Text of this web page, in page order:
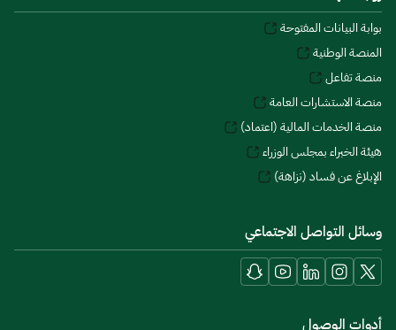
بوابة البيانات المفتوحة
المنصة الوطنية
منصة تفاعل
منصة الاستشارات العامة
منصة الخدمات المالية (اعتماد)
هيئة الخبراء بمجلس الوزراء
الإبلاغ عن فساد (نزاهة)
وسائل التواصل الاجتماعي
أدوات الوصول